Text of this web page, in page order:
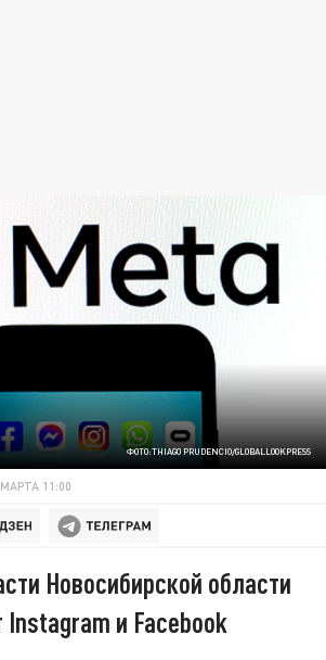
ФОТО:THIAGO PRUDENCIO/GLOBALLOOKPRESS
11:00
Новосибирской области
Instagram и Facebook